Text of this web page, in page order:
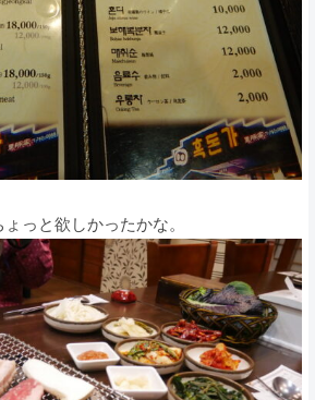
っと欲しかったかな。